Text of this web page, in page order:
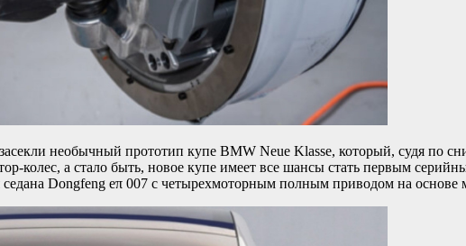
необычный прототип купе BMW Neue Klasse, который, судя по
колес, а стало быть, новое купе имеет все шансы стать первым
Dongfeng eπ 007 с четырехмоторным полным приводом на основе